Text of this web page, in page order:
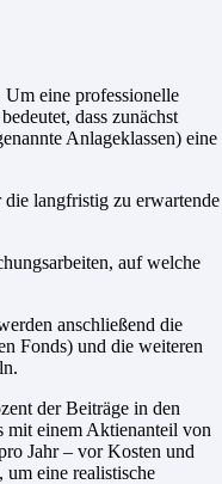
eine professionelle
dass zunächst
Anlageklassen) eine
langfristig zu erwartende
auf welche
anschließend die
Fonds) und die weiteren
der Beiträge in den
mit einem Aktienanteil von
Jahr – vor Kosten und
um eine realistische